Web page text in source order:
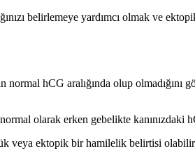
belirlemeye yardımcı olmak ve
hCG aralığında olup
olarak erken gebelikte kanınızdaki
veya ektopik bir hamilelik belirtisi